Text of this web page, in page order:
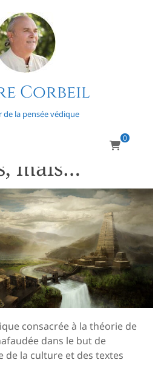
Corbeil
la pensée védique
0
les
mais…
consacrée à la théorie de
dans le but de
de la culture et des textes